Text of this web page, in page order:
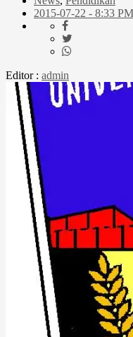
2015-07-22 - 8:33 PM
Editor : admin